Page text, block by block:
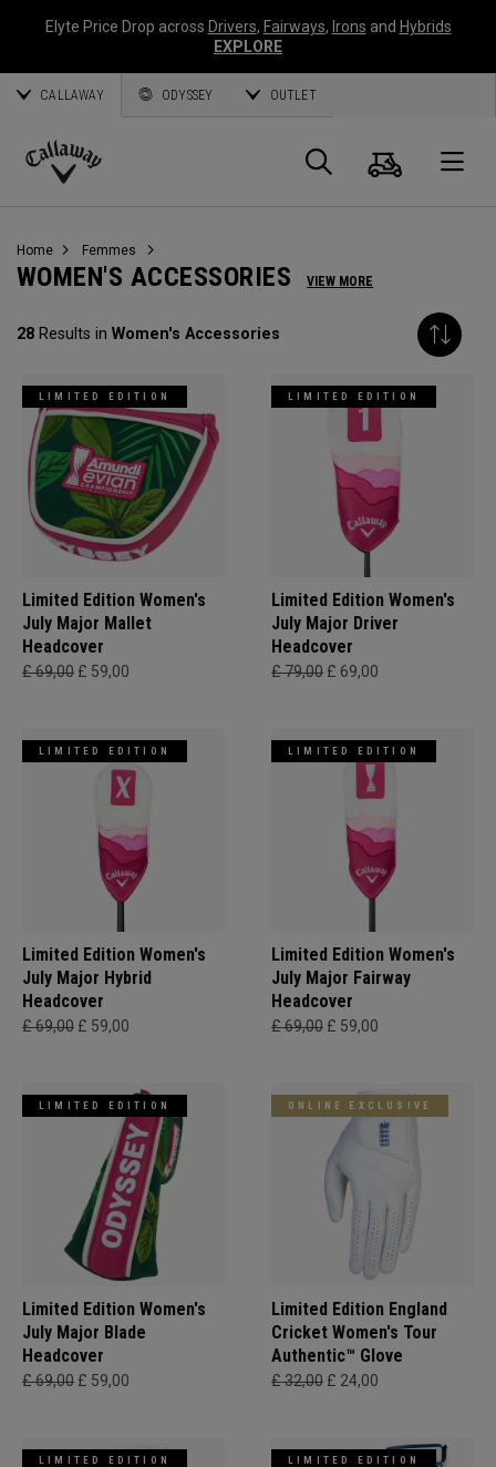
Elyte Price Drop across Drivers, Fairways, Irons and Hybrids
EXPLORE
CALLAWAY ODYSSEY OUTLET
Callaway
Panier
Home Femmes
WOMEN'S ACCESSORIES VIEW MORE
28 Results in Women's Accessories
LIMITED EDITION
Limited Edition Women's
July Major Mallet
Headcover
£ 69,00 £ 59,00
LIMITED EDITION
Limited Edition Women's
July Major Driver
Headcover
£ 79,00 £ 69,00
LIMITED EDITION
Limited Edition Women's
July Major Hybrid
Headcover
£ 69,00 £ 59,00
LIMITED EDITION
Limited Edition Women's
July Major Fairway
Headcover
£ 69,00 £ 59,00
LIMITED EDITION
Limited Edition Women's
July Major Blade
Headcover
£ 69,00 £ 59,00
ONLINE EXCLUSIVE
Limited Edition England
Cricket Women's Tour
Authentic™ Glove
£ 32,00 £ 24,00
LIMITED EDITION LIMITED EDITION